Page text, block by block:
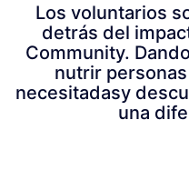
Los voluntarios
detrás del
Community.
nutrir
necesitadasy
una